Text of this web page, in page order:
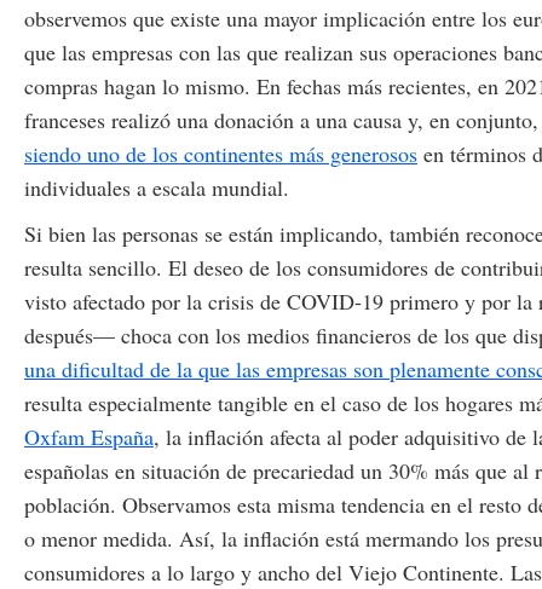
observemos que existe una mayor implicación entre los
que las empresas con las que realizan sus operaciones
compras hagan lo mismo. En fechas más recientes, en
franceses realizó una donación a una causa y, en
siendo uno de los continentes más generosos en términos
individuales a escala mundial.
Si bien las personas se están implicando, también
resulta sencillo. El deseo de los consumidores de
visto afectado por la crisis de COVID-19 primero y por la
después— choca con los medios financieros de los que
una dificultad de la que las empresas son plenamente
resulta especialmente tangible en el caso de los hogares
Oxfam España, la inflación afecta al poder adquisitivo de
españolas en situación de precariedad un 30% más que al
población. Observamos esta misma tendencia en el resto
o menor medida. Así, la inflación está mermando los
consumidores a lo largo y ancho del Viejo Continente.